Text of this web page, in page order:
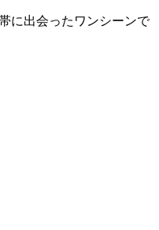
に出会ったワンシーンで